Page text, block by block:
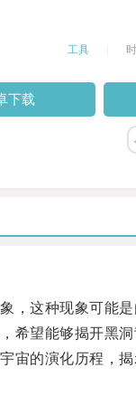
工具
下载
这种现象可能是
望能够揭开黑洞
的演化历程，揭